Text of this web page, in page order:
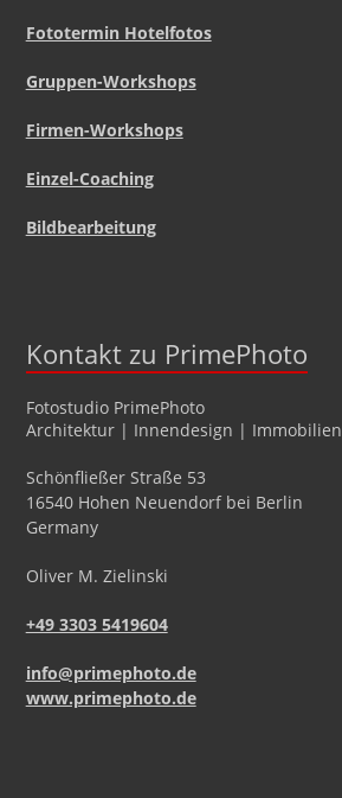
Fototermin Hotelfotos
Gruppen-Workshops
Firmen-Workshops
Einzel-Coaching
Bildbearbeitung
Kontakt zu PrimePhoto
Fotostudio PrimePhoto
Architektur | Innendesign | Immobilien
Schönfließer Straße 53
16540 Hohen Neuendorfbei Berlin
Germany
Oliver M. Zielinski
+49 3303 5419604
info@primephoto.de
www.primephoto.de